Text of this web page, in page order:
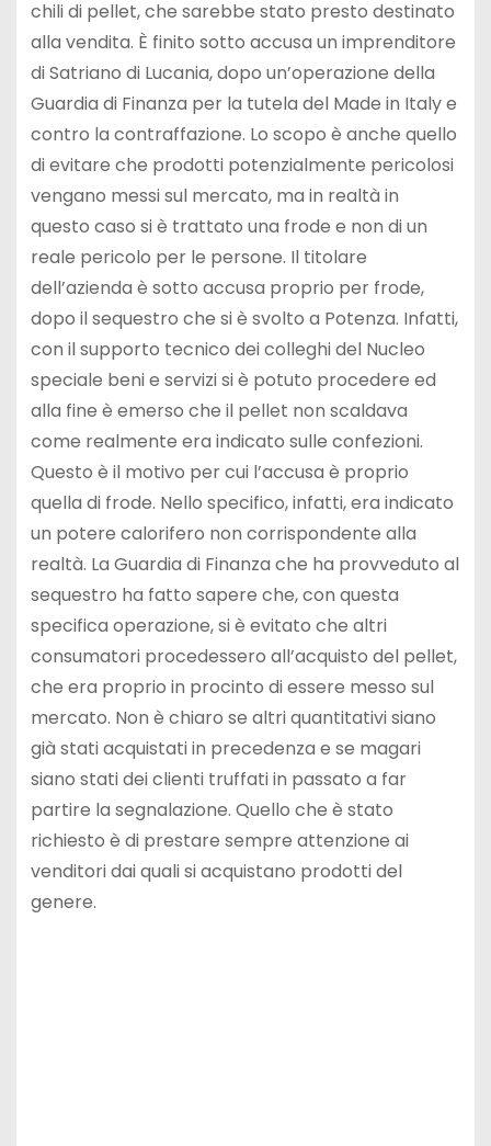
chili di pellet, che sarebbe stato presto destinato
alla vendita. È finito sotto accusa un imprenditore
di Satriano di Lucania, dopo un’operazione della
Guardia di Finanza per la tutela del Made in Italy e
contro la contraffazione. Lo scopo è anche quello
di evitare che prodotti potenzialmente pericolosi
vengano messi sul mercato, ma in realtà in
questo caso si è trattato una frode e non di un
reale pericolo per le persone. Il titolare
dell’azienda è sotto accusa proprio per frode,
dopo il sequestro che si è svolto a Potenza. Infatti,
con il supporto tecnico dei colleghi del Nucleo
speciale beni e servizi si è potuto procedere ed
alla fine è emerso che il pellet non scaldava
come realmente era indicato sulle confezioni.
Questo è il motivo per cui l’accusa è proprio
quella di frode. Nello specifico, infatti, era indicato
un potere calorifero non corrispondente alla
realtà. La Guardia di Finanza che ha provveduto al
sequestro ha fatto sapere che, con questa
specifica operazione, si è evitato che altri
consumatori procedessero all’acquisto del pellet,
che era proprio in procinto di essere messo sul
mercato. Non è chiaro se altri quantitativi siano
già stati acquistati in precedenza e se magari
siano stati dei clienti truffati in passato a far
partire la segnalazione. Quello che è stato
richiesto è di prestare sempre attenzione ai
venditori dai quali si acquistano prodotti del
genere.